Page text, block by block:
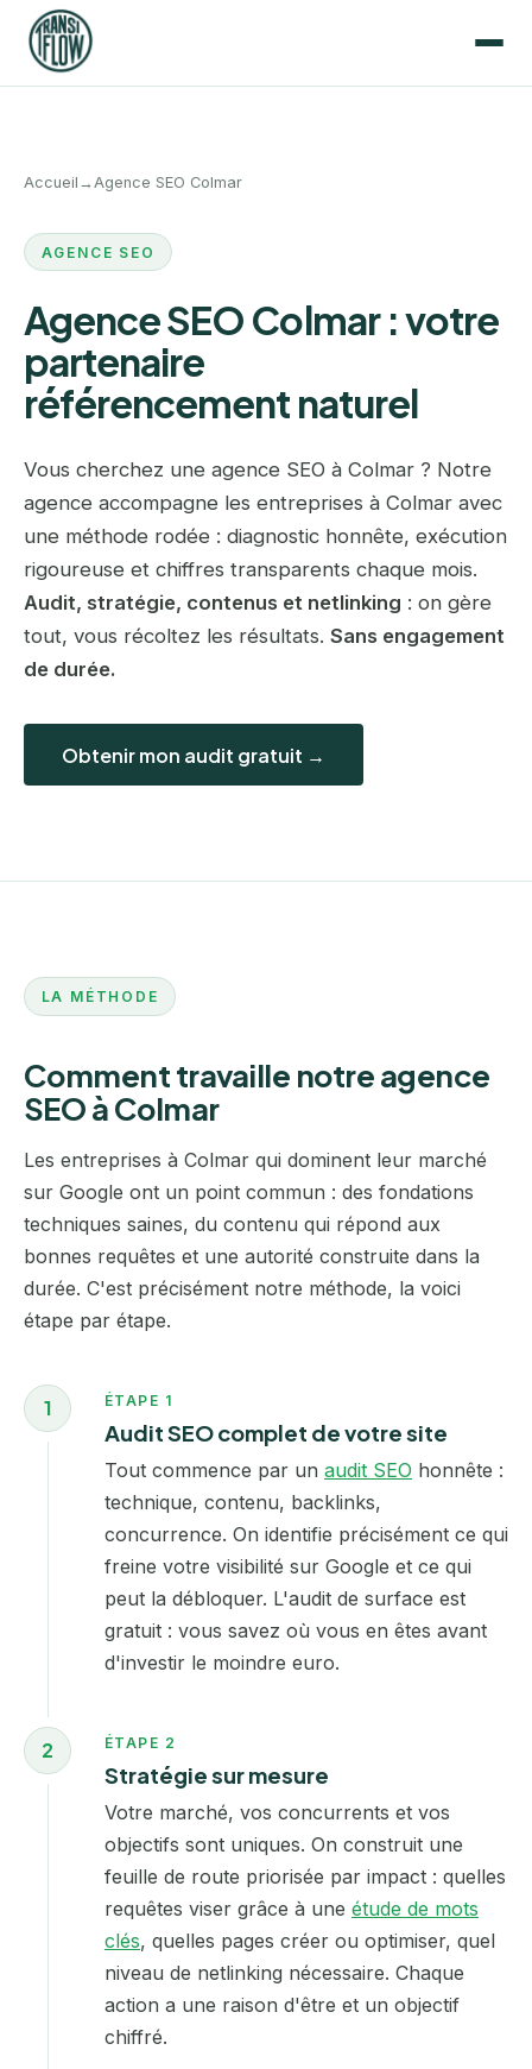
Accueil →Agence SEO Colmar
AGENCE SEO
Agence SEO Colmar : votre
partenaire
référencement naturel
Vous cherchez une agence SEO à Colmar ? Notre
agence accompagne les entreprises à Colmar avec
une méthode rodée : diagnostic honnête, exécution
rigoureuse et chiffres transparents chaque mois.
Audit, stratégie, contenus et netlinking : on gère
tout, vous récoltez les résultats. Sans engagement
de durée.
Obtenir mon audit gratuit →
LA MÉTHODE
Comment travaille notre agence
SEO à Colmar
Les entreprises à Colmar qui dominent leur marché
sur Google ont un point commun : des fondations
techniques saines, du contenu qui répond aux
bonnes requêtes et une autorité construite dans la
durée. C'est précisément notre méthode, la voici
étape par étape.
1 ÉTAPE 1
Audit SEO complet de votre site
Tout commence par un audit SEO honnête :
technique, contenu, backlinks,
concurrence. On identifie précisément ce qui
freine votre visibilité sur Google et ce qui
peut la débloquer. L'audit de surface est
gratuit : vous savez où vous en êtes avant
d'investir le moindre euro.
2 ÉTAPE 2
Stratégie sur mesure
Votre marché, vos concurrents et vos
objectifs sont uniques. On construit une
feuille de route priorisée par impact : quelles
requêtes viser grâce à une étude de mots
clés, quelles pages créer ou optimiser, quel
niveau de netlinking nécessaire. Chaque
action a une raison d'être et un objectif
chiffré.